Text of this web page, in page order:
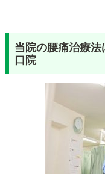
当院の腰痛治療法
口院